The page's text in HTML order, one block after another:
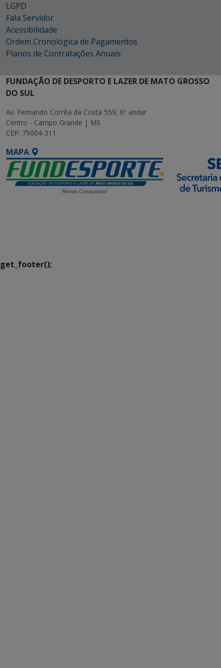
LGPD
Fala Servidor
Acessibilidade
Ordem Cronológica de Pagamentos
Planos de Contratações Anuais
FUNDAÇÃO DE DESPORTO E LAZER DE MATO GROSSO
DO SUL
Av. Fernando Corrêa da Costa 559, 6º andar
Centro - Campo Grande | MS
CEP: 79004-311
MAPA
get_footer();